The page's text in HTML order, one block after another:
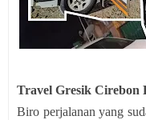
Travel Gresik Cirebon
Biro perjalanan yang